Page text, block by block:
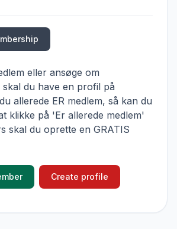
eller ansøge om
skal du have en profil på
allerede ER medlem, så kan du
klikke på 'Er allerede medlem'
skal du oprette en GRATIS
Create profile